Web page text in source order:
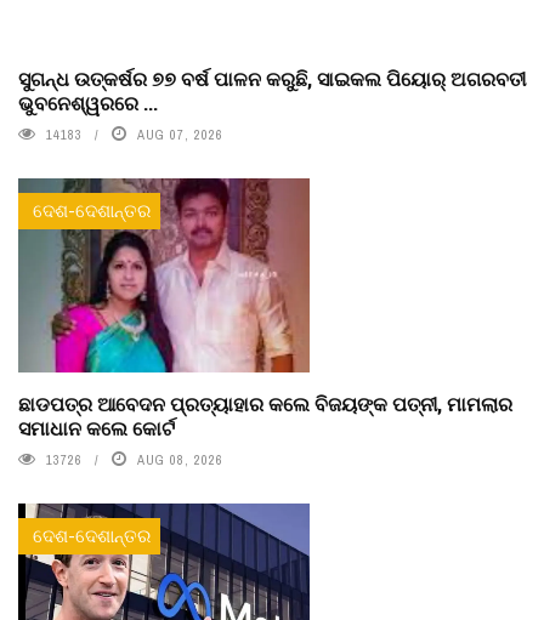
ସୁଗନ୍ଧ ଉତ୍କର୍ଷର ୭୭ ବର୍ଷ ପାଳନ କରୁଛି, ସାଇକଲ ପିୟୋର୍‌ ଅଗରବତୀ
ଭୁବନେଶ୍ୱରରେ ...
14183 AUG 07, 2026
ଦେଶ-ଦେଶାନ୍ତର
ଛାଡପତ୍ର ଆବେଦନ ପ୍ରତ୍ୟାହାର କଲେ ବିଜୟଙ୍କ ପତ୍ନୀ, ମାମଲାର
ସମାଧାନ କଲେ କୋର୍ଟ
13726 AUG 08, 2026
ଦେଶ-ଦେଶାନ୍ତର